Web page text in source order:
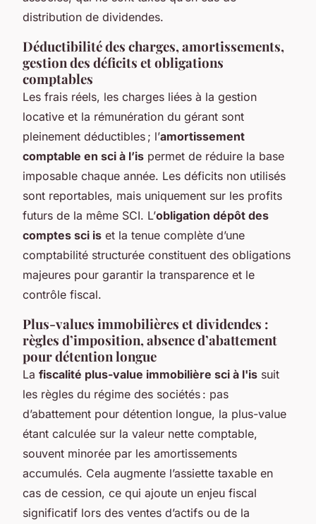
distribution de dividendes.
Déductibilité des charges, amortissements,
gestion des déficits et obligations
comptables
Les frais réels, les charges liées à la gestion
locative et la rémunération du gérant sont
pleinement déductibles ; l’amortissement
comptable en sci à l’is permet de réduire la base
imposable chaque année. Les déficits non utilisés
sont reportables, mais uniquement sur les profits
futurs de la même SCI. L’obligation dépôt des
comptes sci is et la tenue complète d’une
comptabilité structurée constituent des obligations
majeures pour garantir la transparence et le
contrôle fiscal.
Plus-values immobilières et dividendes :
règles d’imposition, absence d’abattement
pour détention longue
La fiscalité plus-value immobilière sci à l'is suit
les règles du régime des sociétés : pas
d’abattement pour détention longue, la plus-value
étant calculée sur la valeur nette comptable,
souvent minorée par les amortissements
accumulés. Cela augmente l’assiette taxable en
cas de cession, ce qui ajoute un enjeu fiscal
significatif lors des ventes d’actifs ou de la